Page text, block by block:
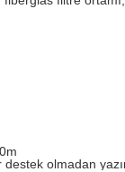
olmadan